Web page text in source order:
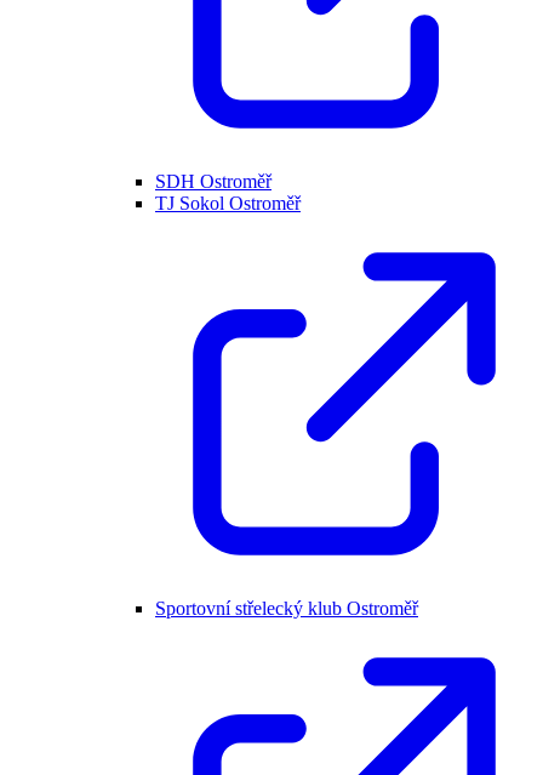
SDH Ostroměř
TJ Sokol Ostroměř
Sportovní střelecký klub Ostroměř